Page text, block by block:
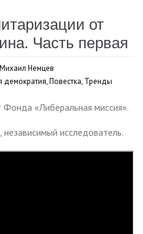
от
Часть первая
Михаил Немцев
демократия,Повестка, Тренды
«Либеральная миссия».
исследователь.